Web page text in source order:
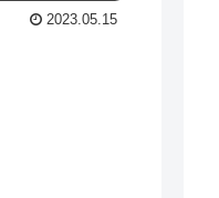
2023.05.15